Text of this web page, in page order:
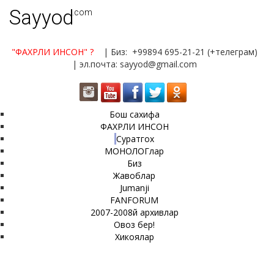
Sayyod.com
"ФАХРЛИ ИНСОН" ?
| Биз: +99894 695-21-21 (+телеграм)
| эл.почта: sayyod@gmail.com
Бош сахифа
ФАХРЛИ ИНСОН
Суратгох
МОНОЛОГлар
Биз
Жавоблар
Jumanji
FANFORUM
2007-2008й архивлар
Овоз бер!
Хикоялар